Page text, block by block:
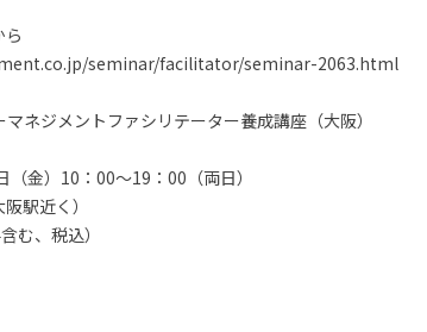
seminar/facilitator/seminar-2063.html
マネジメントファシリテーター養成講座（大阪）
金）10：00～19：00（両日）
駅近く）
む、税込）